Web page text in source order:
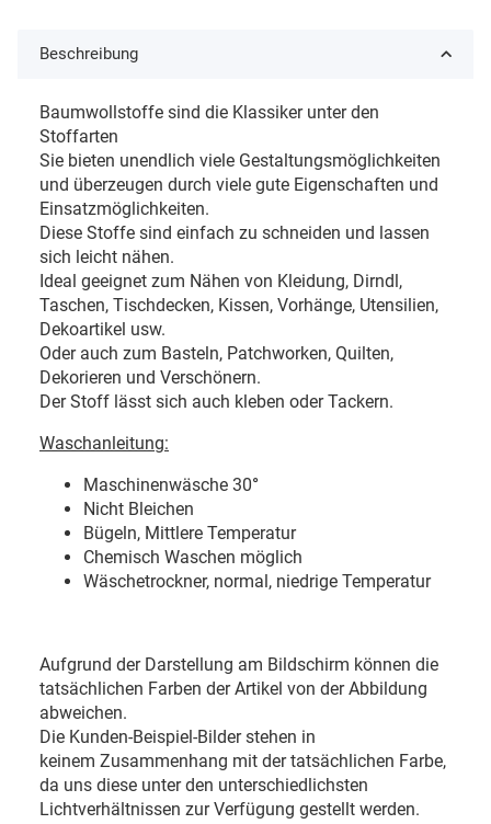
Beschreibung
Baumwollstoffe sind die Klassiker unter den
Stoffarten
Sie bieten unendlich viele Gestaltungsmöglichkeiten
und überzeugen durch viele gute Eigenschaften und
Einsatzmöglichkeiten.
Diese Stoffe sind einfach zu schneiden und lassen
sich leicht nähen.
Ideal geeignet zum Nähen von Kleidung, Dirndl,
Taschen, Tischdecken, Kissen, Vorhänge, Utensilien,
Dekoartikel usw.
Oder auch zum Basteln, Patchworken, Quilten,
Dekorieren und Verschönern.
Der Stoff lässt sich auch kleben oder Tackern.
Waschanleitung:
Maschinenwäsche 30°
Nicht Bleichen
Bügeln, Mittlere Temperatur
Chemisch Waschen möglich
Wäschetrockner, normal, niedrige Temperatur
Aufgrund der Darstellung am Bildschirm können die
tatsächlichen Farben der Artikel von der Abbildung
abweichen.
Die Kunden-Beispiel-Bilder stehen in
keinem Zusammenhang mit der tatsächlichen Farbe,
da uns diese unter den unterschiedlichsten
Lichtverhältnissen zur Verfügung gestellt werden.